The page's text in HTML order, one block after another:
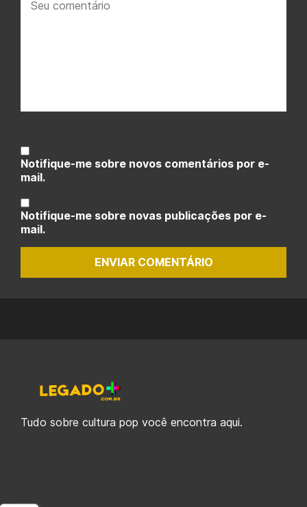
comentário:
Notifique-me sobre novos comentários por e-
mail.
Notifique-me sobre novas publicações por e-
mail.
ENVIAR COMENTÁRIO
Tudo sobre cultura pop você encontra aqui.